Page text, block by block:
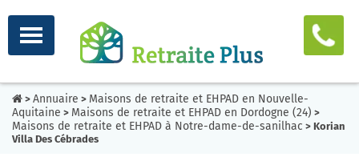
> Annuaire > Maisons de retraite et EHPAD en Nouvelle-
Aquitaine > Maisons de retraite et EHPAD en Dordogne (24) >
Maisons de retraite et EHPAD à Notre-dame-de-sanilhac > Korian
Villa Des Cébrades